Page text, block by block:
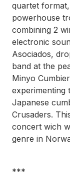
quartet
powerhouse
combining 2
electronic
Asociados,
band at the
Minyo
experimenting
Japanese
Crusaders.
concert wich
genre in